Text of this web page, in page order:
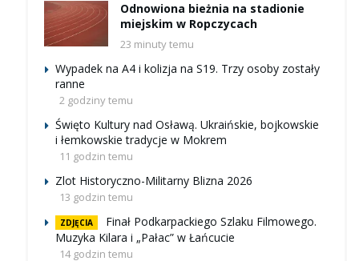
Odnowiona bieżnia na stadionie
miejskim w Ropczycach
23 minuty temu
Wypadek na A4 i kolizja na S19. Trzy osoby zostały
ranne
2 godziny temu
Święto Kultury nad Osławą. Ukraińskie, bojkowskie
i łemkowskie tradycje w Mokrem
11 godzin temu
Zlot Historyczno-Militarny Blizna 2026
13 godzin temu
ZDJĘCIA
Finał Podkarpackiego Szlaku Filmowego.
Muzyka Kilara i „Pałac” w Łańcucie
14 godzin temu